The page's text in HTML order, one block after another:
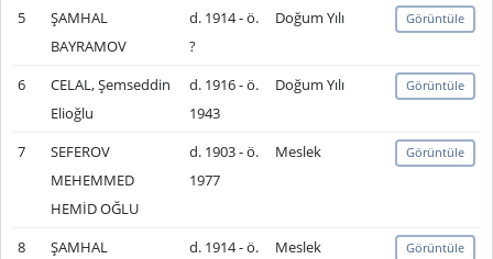
5
ŞAMHAL
BAYRAMOV
d. 1914 - ö.
?
Doğum Yılı Görüntüle
6
CELAL, Şemseddin
Elioğlu
d. 1916 - ö.
1943
Doğum Yılı Görüntüle
7
SEFEROV
MEHEMMED
HEMİD OĞLU
d. 1903 - ö.
1977
Meslek Görüntüle
8
ŞAMHAL
d. 1914 - ö.
Meslek Görüntüle